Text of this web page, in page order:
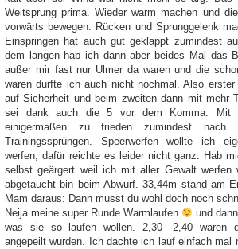
Weitsprung prima. Wieder warm machen und
vorwärts bewegen. Rücken und Sprunggelenk
Einspringen hat auch gut geklappt zumindest
dem langen hab ich dann aber beides Mal das
außer mir fast nur Ulmer da waren und die
waren durfte ich auch nicht nochmal. Also
auf Sicherheit und beim zweiten dann mit mehr
sei dank auch die 5 vor dem Komma. Mit
einigermaßen zu frieden zumindest nach
Trainingssprüngen. Speerwerfen wollte ich
werfen, dafür reichte es leider nicht ganz. Hab
selbst geärgert weil ich mit aller Gewalt werfen
abgetaucht bin beim Abwurf. 33,44m stand am
Mam daraus: Dann musst du wohl doch noch
Neija meine super Runde Warmlaufen
und
was sie so laufen wollen. 2,30 -2,40 waren
angepeilt wurden. Ich dachte ich lauf einfach mal